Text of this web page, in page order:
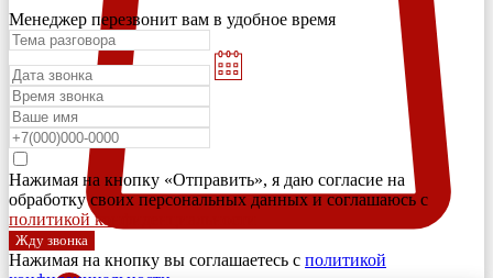
Менеджер перезвонит вам в удобное время
Нажимая на кнопку «Отправить», я даю согласие на
обработку своих персональных данных и соглашаюсь с
политикой конфиденциальности
Жду звонка
Нажимая на кнопку вы соглашаетесь с политикой